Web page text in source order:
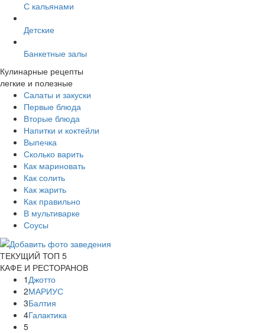
С кальянами
Детские
Банкетные залы
Кулинарные рецепты
легкие и полезные
Салаты и закуски
Первые блюда
Вторые блюда
Напитки и коктейли
Выпечка
Сколько варить
Как мариновать
Как солить
Как жарить
Как правильно
В мультиварке
Соусы
ТЕКУЩИЙ ТОП 5
КАФЕ И РЕСТОРАНОВ
1 Джотто
2МАРИУС
3Балтия
4Галактика
5